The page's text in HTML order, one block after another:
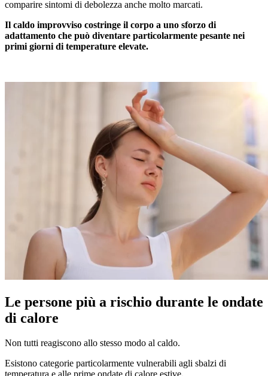
comparire sintomi di debolezza anche molto marcati.
Il caldo improvviso costringe il corpo a uno sforzo di
adattamento che può diventare particolarmente pesante nei
primi giorni di temperature elevate.
Le persone più a rischio durante le ondate
di calore
Non tutti reagiscono allo stesso modo al caldo.
Esistono categorie particolarmente vulnerabili agli sbalzi di